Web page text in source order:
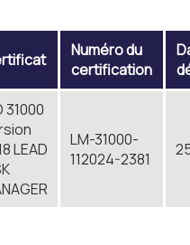
Numéro du
certification
31000
LEAD
LM-31000-
112024-2381